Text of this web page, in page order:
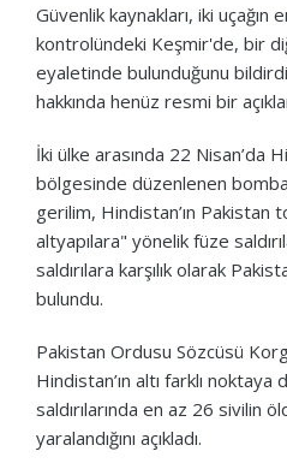
Güvenlik kaynakları, iki uçağın
kontrolündeki Keşmir'de, bir
eyaletinde bulunduğunu
hakkında henüz resmi bir
İki ülke arasında 22 Nisan’da
bölgesinde düzenlenen
gerilim, Hindistan’ın Pakistan
altyapılara" yönelik füze
saldırılara karşılık olarak
bulundu.
Pakistan Ordusu Sözcüsü
Hindistan’ın altı farklı noktaya
saldırılarında en az 26 sivilin
yaralandığını açıkladı.